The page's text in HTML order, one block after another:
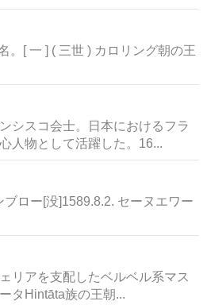
。[ 一 ] ( 三世 ) カロリング朝の王
シスコ会士。日本におけるフラ
人物として活躍した。16...
ロー[没]1589.8.2. セーヌエワー
リアを支配したベルベル系マス
タHintāta族の王朝...